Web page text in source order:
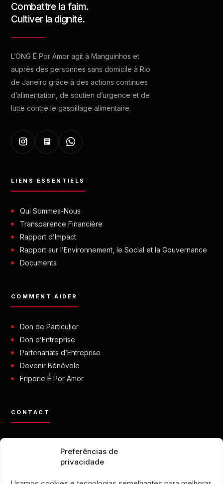
Preferências de
privacidade
Combattre la faim.
Cultiver la dignité.
L’ONG É Por Amor agit à Manguinhos et
auprès des personnes sans domicile à Rio
de Janeiro grâce à des actions continues
d’alimentation, de soutien d’urgence et de
lutte contre le gaspillage alimentaire.
LIENS ESSENTIELS
Qui Sommes-Nous
Transparence Financière
Rapport d’Impact
Rapport sur l’Environnement, le Social et la Gouvernance
Documents
COMMENT AIDER
Don de Particulier
Don d’Entreprise
Partenariats d’Entreprise
Devenir Bénévole
Friperie É Por Amor
CONTACT
+55 21 99028-9090
ONG É POR AMOR